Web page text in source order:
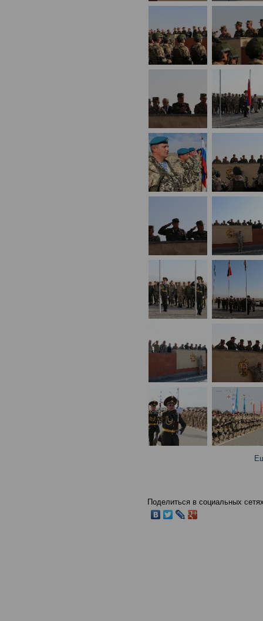
Поделиться в социальных